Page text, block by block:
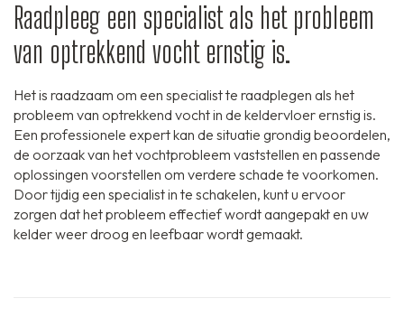
Raadpleeg een specialist als het probleem
van optrekkend vocht ernstig is.
Het is raadzaam om een specialist te raadplegen als het
probleem van optrekkend vocht in de keldervloer ernstig is.
Een professionele expert kan de situatie grondig beoordelen,
de oorzaak van het vochtprobleem vaststellen en passende
oplossingen voorstellen om verdere schade te voorkomen.
Door tijdig een specialist in te schakelen, kunt u ervoor
zorgen dat het probleem effectief wordt aangepakt en uw
kelder weer droog en leefbaar wordt gemaakt.